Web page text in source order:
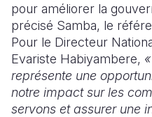
pour améliorer la
précisé Samba, le
Pour le Directeur
Evariste Habiyambere, «
représente une
notre impact sur les
servons et assurer une